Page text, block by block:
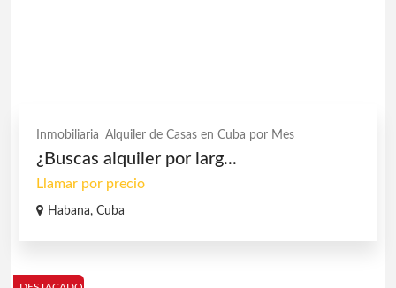
Inmobiliaria Alquiler de Casas en Cuba por Mes
¿Buscas alquiler por larg...
Llamar por precio
Habana, Cuba